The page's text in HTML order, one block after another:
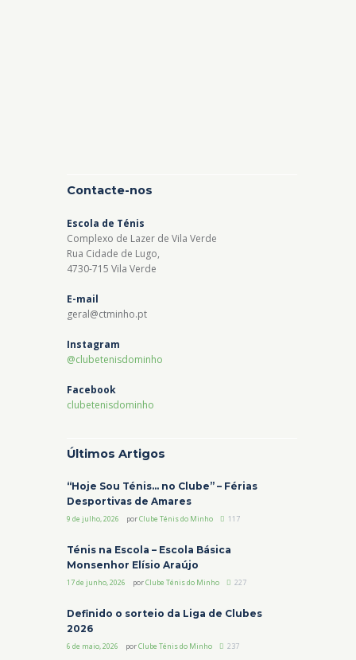
Contacte-nos
Escola de Ténis
Complexo de Lazer de Vila Verde
Rua Cidade de Lugo,
4730-715 Vila Verde
E-mail
geral@ctminho.pt
Instagram
@clubetenisdominho
Facebook
clubetenisdominho
Últimos Artigos
“Hoje Sou Ténis… no Clube” – Férias
Desportivas de Amares
9 de julho, 2026 porClube Ténis do Minho 117
Ténis na Escola – Escola Básica
Monsenhor Elísio Araújo
17 de junho, 2026 porClube Ténis do Minho 227
Definido o sorteio da Liga de Clubes
2026
6 de maio, 2026 porClube Ténis do Minho 237